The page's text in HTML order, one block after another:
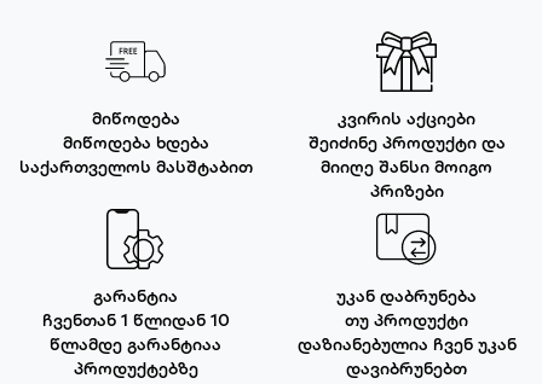
მიწოდება
მიწოდება ხდება
საქართველოს მასშტაბით
კვირის აქციები
შეიძინე პროდუქტი და
მიიღე შანსი მოიგო
პრიზები
გარანტია
ჩვენთან 1 წლიდან 10
წლამდე გარანტიაა
პროდუქტებზე
უკან დაბრუნება
თუ პროდუქტი
დაზიანებულია ჩვენ უკან
დავიბრუნებთ